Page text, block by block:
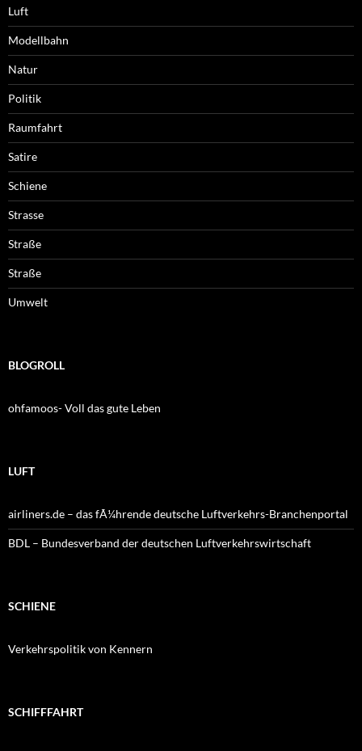
Luft
Modellbahn
Natur
Politik
Raumfahrt
Satire
Schiene
Strasse
Straße
Straße
Umwelt
BLOGROLL
ohfamoos- Voll das gute Leben
LUFT
airliners.de – das fÃ¼hrende deutsche Luftverkehrs-Branchenportal
BDL – Bundesverband der deutschen Luftverkehrswirtschaft
SCHIENE
Verkehrspolitik von Kennern
SCHIFFFAHRT